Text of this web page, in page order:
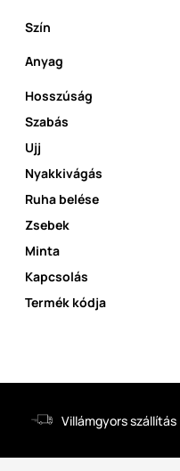
Szín
Anyag
Hosszúság
Szabás
Ujj
Nyakkivágás
Ruha belése
Zsebek
Minta
Kapcsolás
Termék kódja
Villámgyors szállítás